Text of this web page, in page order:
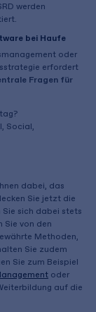
werden
bei Haufe
oder
erfordert
Fragen für
Social,
dabei, das
Sie jetzt die
Sie sich dabei stets
Sie von den
Methoden,
Sie zudem
Sie zum Beispiel
oder
auf die